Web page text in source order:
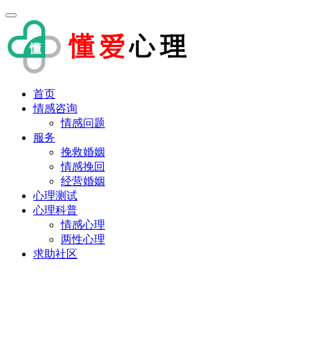
首页
情感咨询
情感问题
服务
挽救婚姻
情感挽回
经营婚姻
心理测试
心理科普
情感心理
两性心理
求助社区